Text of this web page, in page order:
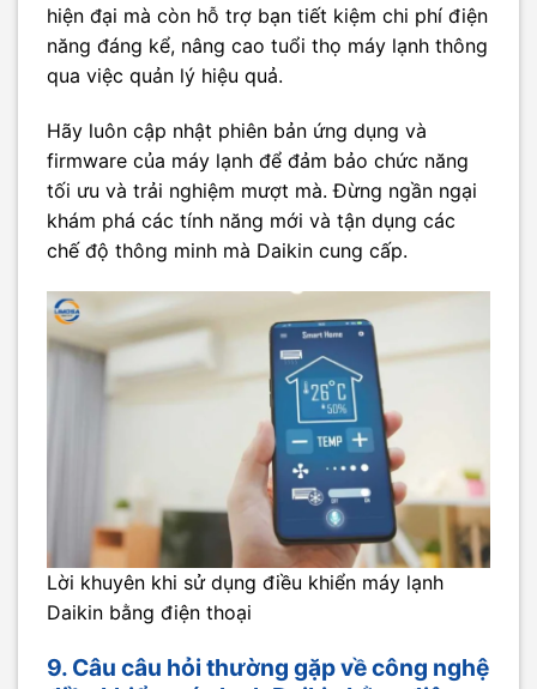
hiện đại mà còn hỗ trợ bạn tiết kiệm chi phí điện
năng đáng kể, nâng cao tuổi thọ máy lạnh thông
qua việc quản lý hiệu quả.
Hãy luôn cập nhật phiên bản ứng dụng và
firmware của máy lạnh để đảm bảo chức năng
tối ưu và trải nghiệm mượt mà. Đừng ngần ngại
khám phá các tính năng mới và tận dụng các
chế độ thông minh mà Daikin cung cấp.
Lời khuyên khi sử dụng điều khiển máy lạnh
Daikin bằng điện thoại
9. Câu câu hỏi thường gặp về công nghệ